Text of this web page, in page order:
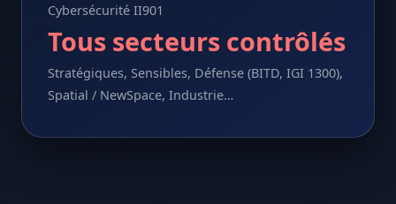
EN
Cybersécurité II901
Tous secteurs contrôlés
Stratégiques, Sensibles, Défense (BITD, IGI 1300),
Spatial / NewSpace, Industrie…